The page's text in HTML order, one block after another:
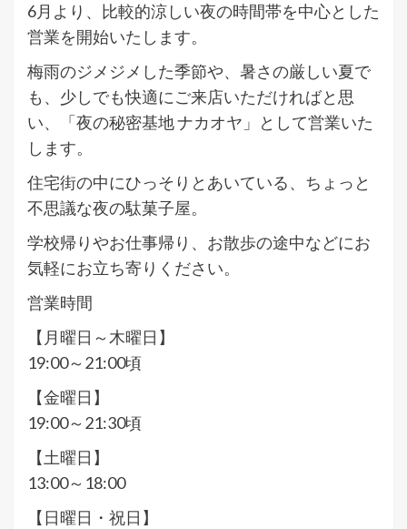
6月より、比較的涼しい夜の時間帯を中心とした
営業を開始いたします。
梅雨のジメジメした季節や、暑さの厳しい夏で
も、少しでも快適にご来店いただければと思
い、「夜の秘密基地 ナカオヤ」として営業いた
します。
住宅街の中にひっそりとあいている、ちょっと
不思議な夜の駄菓子屋。
学校帰りやお仕事帰り、お散歩の途中などにお
気軽にお立ち寄りください。
営業時間
【月曜日～木曜日】
19:00～21:00頃
【金曜日】
19:00～21:30頃
【土曜日】
13:00～18:00
【日曜日・祝日】